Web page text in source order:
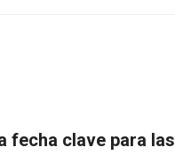
fecha clave para las